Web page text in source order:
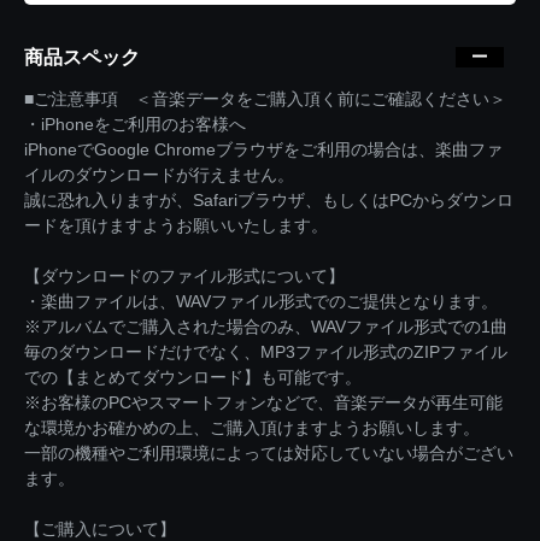
商品スペック
■ご注意事項 ＜音楽データをご購入頂く前にご確認ください＞
・iPhoneをご利用のお客様へ
iPhoneでGoogle Chromeブラウザをご利用の場合は、楽曲ファ
イルのダウンロードが行えません。
誠に恐れ入りますが、Safariブラウザ、もしくはPCからダウンロ
ードを頂けますようお願いいたします。
【ダウンロードのファイル形式について】
・楽曲ファイルは、WAVファイル形式でのご提供となります。
※アルバムでご購入された場合のみ、WAVファイル形式での1曲
毎のダウンロードだけでなく、MP3ファイル形式のZIPファイル
での【まとめてダウンロード】も可能です。
※お客様のPCやスマートフォンなどで、音楽データが再生可能
な環境かお確かめの上、ご購入頂けますようお願いします。
一部の機種やご利用環境によっては対応していない場合がござい
ます。
【ご購入について】